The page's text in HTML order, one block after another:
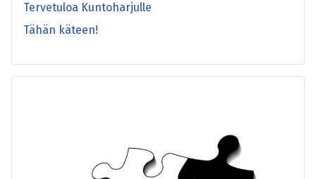
Tervetuloa Kuntoharjulle
Tähän käteen!